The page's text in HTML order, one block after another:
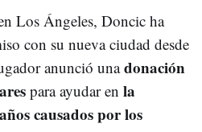
Los Ángeles, Doncic ha
con su nueva ciudad desde
anunció unadonación
para ayudar en la
causados por los